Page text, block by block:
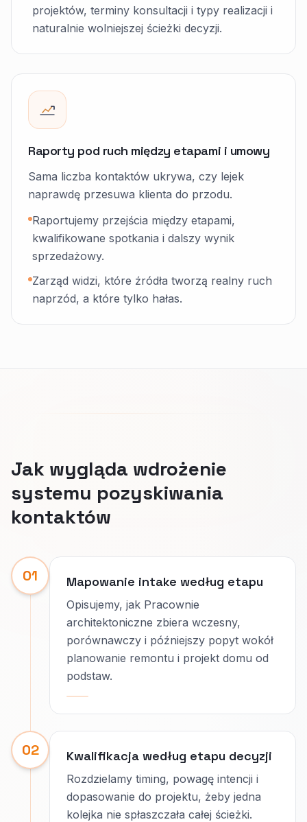
projektów, terminy konsultacji i typy realizacji i
naturalnie wolniejszej ścieżki decyzji.
Raporty pod ruch między etapami i umowy
Sama liczba kontaktów ukrywa, czy lejek
naprawdę przesuwa klienta do przodu.
Raportujemy przejścia między etapami,
kwalifikowane spotkania i dalszy wynik
sprzedażowy.
Zarząd widzi, które źródła tworzą realny ruch
naprzód, a które tylko hałas.
Jak wygląda wdrożenie
systemu pozyskiwania
kontaktów
01 Mapowanie intake według etapu
Opisujemy, jak Pracownie
architektoniczne zbiera wczesny,
porównawczy i późniejszy popyt wokół
planowanie remontu i projekt domu od
podstaw.
02 Kwalifikacja według etapu decyzji
Rozdzielamy timing, powagę intencji i
dopasowanie do projektu, żeby jedna
kolejka nie spłaszczała całej ścieżki.